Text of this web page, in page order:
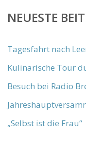
NEUESTE
Tagesfahrt nach
Kulinarische Tour
Besuch bei Radio
„Selbst ist die Frau“